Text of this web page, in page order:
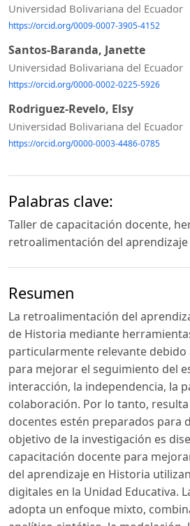
Universidad Bolivariana del Ecuador
https://orcid.org/0009-0007-3905-4152
Santos-Baranda, Janette
Universidad Bolivariana del Ecuador
https://orcid.org/0000-0002-0225-5926
Rodriguez-Revelo, Elsy
Universidad Bolivariana del Ecuador
https://orcid.org/0000-0003-4486-0785
Palabras clave:
Taller de capacitación docente,
retroalimentación del aprendizaje
Resumen
La retroalimentación del
de Historia mediante
particularmente relevante debido
para mejorar el seguimiento del
interacción, la independencia, la
colaboración. Por lo tanto,
docentes estén preparados para
objetivo de la investigación es
capacitación docente para
del aprendizaje en Historia
digitales en la Unidad Educativa.
adopta un enfoque mixto,